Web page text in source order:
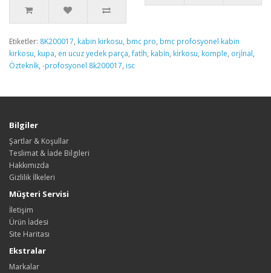
Etiketler: 8K200017, kabin kirkosu, bmc pro, bmc profosyonel kabin
kirkosu, kupa, en ucuz yedek parça,fatİh, kabİn, kİrkosu, komple, orjİnal,
Özteknİk, -profosyonel 8k200017, isc
Bilgiler
Şartlar & Koşullar
Teslimat & İade Bilgileri
Hakkımızda
Gizlilik İlkeleri
Müşteri Servisi
İletişim
Ürün İadesi
Site Haritası
Ekstralar
Markalar